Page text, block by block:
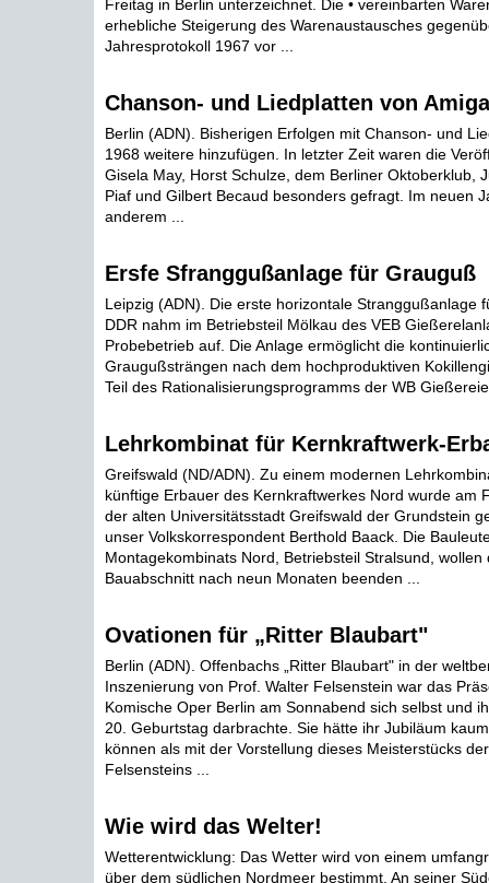
Freitag in Berlin unterzeichnet. Die • vereinbarten
erhebliche Steigerung des Warenaustausches
Jahresprotokoll 1967 vor ...
Chanson- und Liedplatten von Amiga
Berlin (ADN). Bisherigen Erfolgen mit Chanson- und
1968 weitere hinzufügen. In letzter Zeit waren die
Gisela May, Horst Schulze, dem Berliner Oktoberklub,
Piaf und Gilbert Becaud besonders gefragt. Im neuen
anderem ...
Ersfe Sfranggußanlage für Grauguß
Leipzig (ADN). Die erste horizontale Stranggußanlage
DDR nahm im Betriebsteil Mölkau des VEB
Probebetrieb auf. Die Anlage ermöglicht die
Graugußsträngen nach dem hochproduktiven
Teil des Rationalisierungsprogramms der WB
Lehrkombinat für Kernkraftwerk-
Greifswald (ND/ADN). Zu einem modernen
künftige Erbauer des Kernkraftwerkes Nord wurde am
der alten Universitätsstadt Greifswald der Grundstein
unser Volkskorrespondent Berthold Baack. Die
Montagekombinats Nord, Betriebsteil Stralsund, wollen
Bauabschnitt nach neun Monaten beenden ...
Ovationen für „Ritter Blaubart"
Berlin (ADN). Offenbachs „Ritter Blaubart" in der
Inszenierung von Prof. Walter Felsenstein war das
Komische Oper Berlin am Sonnabend sich selbst und
20. Geburtstag darbrachte. Sie hätte ihr Jubiläum
können als mit der Vorstellung dieses Meisterstücks
Felsensteins ...
Wie wird das Welter!
Wetterentwicklung: Das Wetter wird von einem
über dem südlichen Nordmeer bestimmt. An seiner